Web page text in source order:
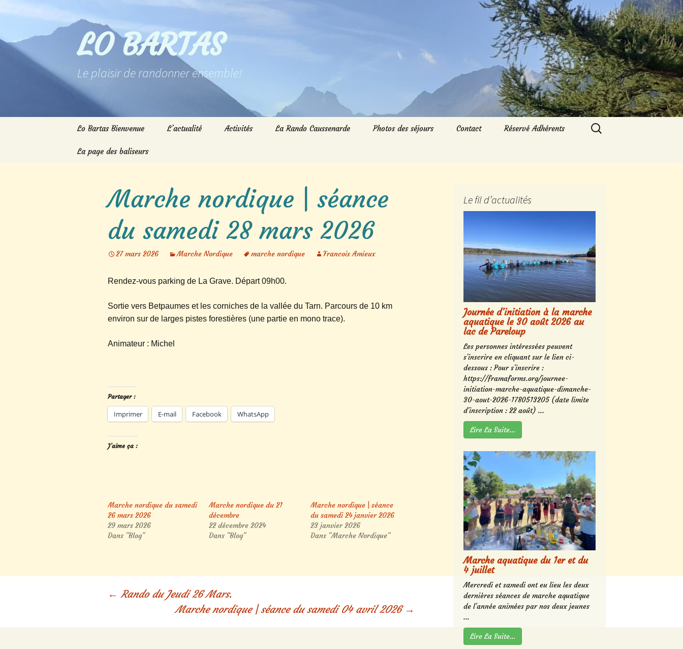
LO BARTAS
Le plaisir de randonner ensemble!
Lo Bartas Bienvenue L’actualité Activités
Randos du jeudi
Marche nordique
Autres activités
La Rando Caussenarde Photos des séjours Contact Réservé Adhérents
La page des baliseurs
Rechercher :
Marche nordique | séance
du samedi 28 mars 2026
27 mars 2026 Marche Nordique marche nordique Francois Amieux
Rendez-vous parking de La Grave. Départ 09h00.
Sortie vers Betpaumes et les corniches de la vallée du Tarn. Parcours de 10 km
environ sur de larges pistes forestières (une partie en mono trace).
Animateur : Michel
Partager :
Imprimer E-mail Facebook WhatsApp
J’aime ça :
Marche nordique du samedi
26 mars 2026
29 mars 2026
Dans "Blog"
Marche nordique du 21
décembre
22 décembre 2024
Dans "Blog"
Marche nordique | séance
du samedi 24 janvier 2026
23 janvier 2026
Dans "Marche Nordique"
Navigation
des
← Rando du Jeudi 26 Mars.
Marche nordique | séance du samedi 04 avril 2026 →
Le fil d’actualités
Journée d’initiation à la marche
aquatique le 30 août 2026 au
lac de Pareloup
Les personnes intéressées peuvent
s'inscrire en cliquant sur le lien ci-
dessous : Pour s'inscrire :
https://framaforms.org/journee-
initiation-marche-aquatique-dimanche-
30-aout-2026-1780513205 (date limite
d'inscription : 22 août) ...
Lire La Suite…
Marche aquatique du 1er et du
4 juillet
Mercredi et samedi ont eu lieu les deux
dernières séances de marche aquatique
de l'année animées par nos deux jeunes
...
Lire La Suite…